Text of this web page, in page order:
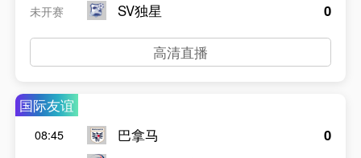
未开赛
SV独星
0
高清直播
国际友谊
08:45
巴拿马
0